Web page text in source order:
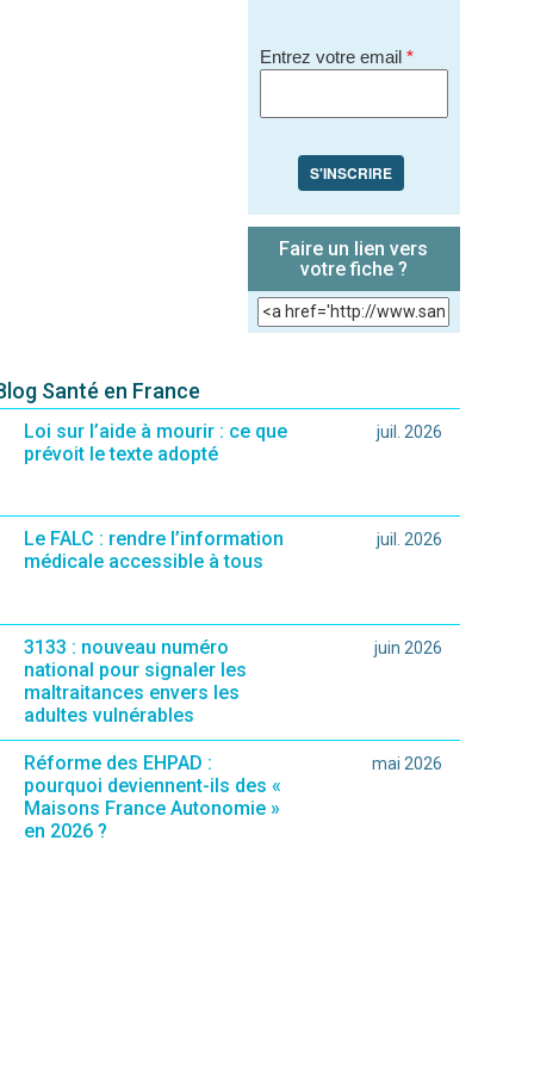
Entrez votre email *
S'INSCRIRE
Faire un lien vers
votre fiche ?
Santé en France
Loi sur l’aide à mourir : ce que
prévoit le texte adopté
juil. 2026
Le FALC : rendre l’information
médicale accessible à tous
juil. 2026
3133 : nouveau numéro
national pour signaler les
maltraitances envers les
adultes vulnérables
juin 2026
Réforme des EHPAD :
pourquoi deviennent-ils des «
Maisons France Autonomie »
en 2026 ?
mai 2026